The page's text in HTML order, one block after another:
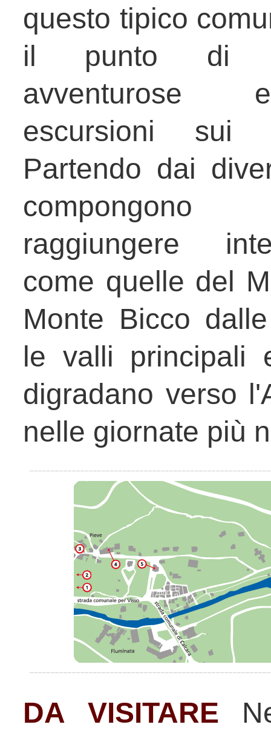
questo tipico
il punto di
avventurose
escursioni sui
Partendo dai
raggiungere
come quelle del
Monte Bicco
le valli principali
digradano verso
nelle giornate più
DA VISITARE